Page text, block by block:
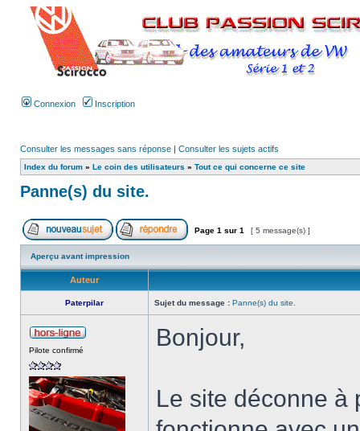
Connexion Inscription
Consulter les messages sans réponse | Consulter les sujets actifs
Index du forum » Le coin des utilisateurs » Tout ce qui concerne ce site
Panne(s) du site.
Page 1 sur 1 [ 5 message(s) ]
Aperçu avant impression
Auteur
Paterpilar Sujet du message : Panne(s) du site.
Pilote confirmé Bonjour,
Le site déconne à